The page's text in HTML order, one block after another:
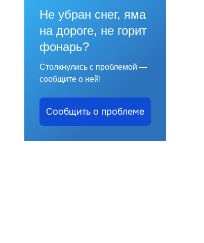
Не убран снег, яма
на дороге, не горит
фонарь?
Столкнулись с проблемой —
сообщите о ней!
Сообщить о проблеме